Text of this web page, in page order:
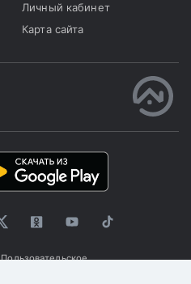
Личный кабинет
Карта сайта
Пользовательское